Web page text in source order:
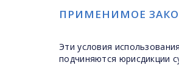
ПРИМЕНИМОЕ
Эти условия
подчиняются юрисдикции